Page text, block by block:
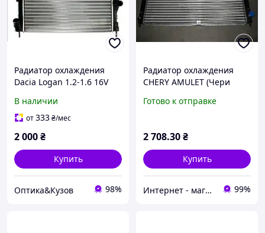
Радиатор охлаждения
Dacia Logan 1.2-1.6 16V
В наличии
от333₴/мес
2 000₴
Купить
Оптика&Кузов 98%
Радиатор охлаждения
CHERY AMULET (Чери
Готово к отправке
2 708.30₴
Купить
Интернет - магазин Автозапчасти 99%